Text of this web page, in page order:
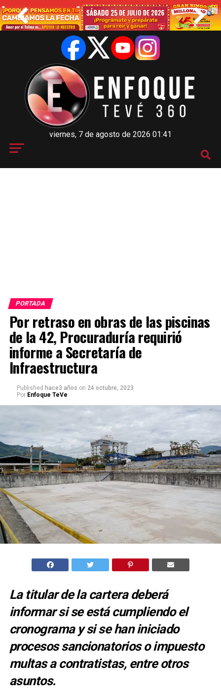
viernes, 7 de agosto de 2026 01:41
PORTADA
Por retraso en obras de las piscinas
de la 42, Procuraduría requirió
informe a Secretaría de
Infraestructura
Published hace3 años on 24 octubre, 2023
Por Enfoque TeVe
La titular de la cartera deberá
informar si se está cumpliendo el
cronograma y si se han iniciado
procesos sancionatorios o impuesto
multas a contratistas, entre otros
asuntos.